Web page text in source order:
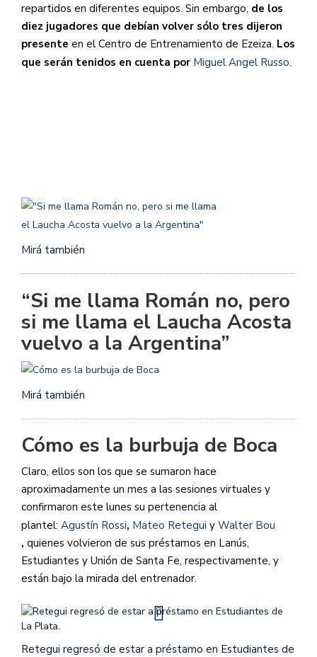
repartidos en diferentes equipos. Sin embargo, de los
diez jugadores que debían volver sólo tres dijeron
presente en el Centro de Entrenamiento de Ezeiza. Los
que serán tenidos en cuenta por Miguel Angel Russo.
Mirá también
“Si me llama Román no, pero
si me llama el Laucha Acosta
vuelvo a la Argentina”
Mirá también
Cómo es la burbuja de Boca
Claro, ellos son los que se sumaron hace
aproximadamente un mes a las sesiones virtuales y
confirmaron este lunes su pertenencia al
plantel: Agustín Rossi, Mateo Retegui y Walter Bou
, quienes volvieron de sus préstamos en Lanús,
Estudiantes y Unión de Santa Fe, respectivamente, y
están bajo la mirada del entrenador.
Retegui regresó de estar a préstamo en Estudiantes de